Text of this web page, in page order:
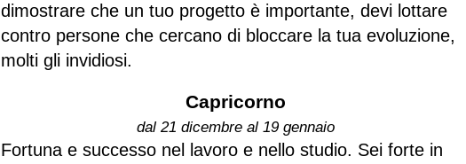
dimostrare che un tuo progetto è importante, devi lottare
contro persone che cercano di bloccare la tua evoluzione,
molti gli invidiosi.
Capricorno
dal 21 dicembre al 19 gennaio
Fortuna e successo nel lavoro e nello studio. Sei forte in